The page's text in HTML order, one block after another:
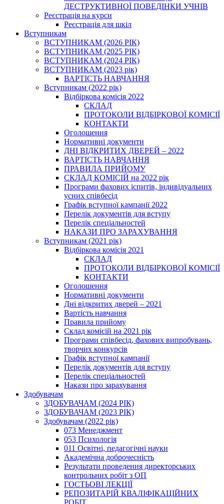
ДЕСТРУКТИВНОЇ ПОВЕДІНКИ УЧНІВ
Реєстрація на курси
Реєстрація для шкіл
Вступникам
ВСТУПНИКАМ (2026 РІК)
ВСТУПНИКАМ (2025 РІК)
ВСТУПНИКАМ (2024 РІК)
ВСТУПНИКАМ (2023 рік)
ВАРТІСТЬ НАВЧАННЯ
Вступникам (2022 рік)
Відбіркова комісія 2022
СКЛАД
ПРОТОКОЛИ ВІДБІРКОВОЇ КОМІСІЇ
КОНТАКТИ
Оголошення
Нормативні документи
ДНІ ВІДКРИТИХ ДВЕРЕЙ – 2022
ВАРТІСТЬ НАВЧАННЯ
ПРАВИЛА ПРИЙОМУ
СКЛАД КОМІСІЙ на 2022 рік
Програми фахових іспитів, індивідуальних
усних співбесід
Графік вступної кампанії 2022
Перелік документів для вступу
Перелік спеціальностей
НАКАЗИ ПРО ЗАРАХУВАННЯ
Вступникам (2021 рік)
Відбіркова комісія 2021
СКЛАД
ПРОТОКОЛИ ВІДБІРКОВОЇ КОМІСІЇ
КОНТАКТИ
Оголошення
Нормативні документи
Дні відкритих дверей – 2021
Вартість навчання
Правила прийому
Склад комісій на 2021 рік
Програми співбесід, фахових випробувань,
творчих конкурсів
Графік вступної кампанії
Перелік документів для вступу
Перелік спеціальностей
Накази про зарахування
Здобувачам
ЗДОБУВАЧАМ (2024 РІК)
ЗДОБУВАЧАМ (2023 РІК)
Здобувачам (2022 рік)
073 Менеджмент
053 Психологія
011 Освітні, педагогічні науки
Академічна доброчесність
Результати проведення директорських
контрольних робіт з ОП
ГОСТЬОВІ ЛЕКЦІЇ
РЕПОЗИТАРІЙ КВАЛІФІКАЦІЙНИХ
РОБІТ